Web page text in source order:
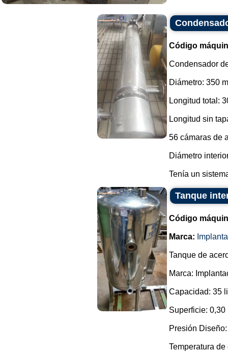
Código
Condensador
Diámetro: 350
Longitud total:
Longitud sin
56 cámaras de
Diámetro
Tenía un
Tanque
Código
Marca:
Tanque de
Marca:
Capacidad: 35
Superficie: 0,30
Presión
Temperatura